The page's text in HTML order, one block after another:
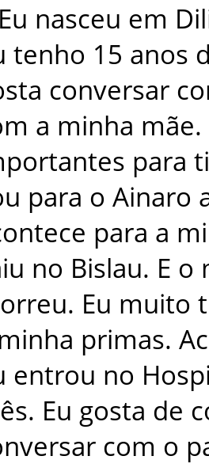
Eu nasceu em
tenho 15 anos
conversar
a minha mãe.
para ti
para o Ainaro
para a
no Bislau. E o
. Eu muito
primas.
entrou no
. Eu gosta de
com o